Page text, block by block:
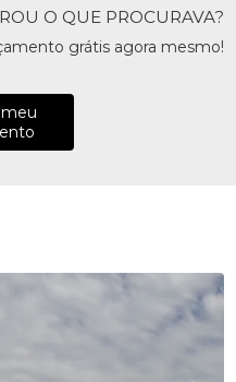
O QUE PROCURAVA?
grátis agora mesmo!